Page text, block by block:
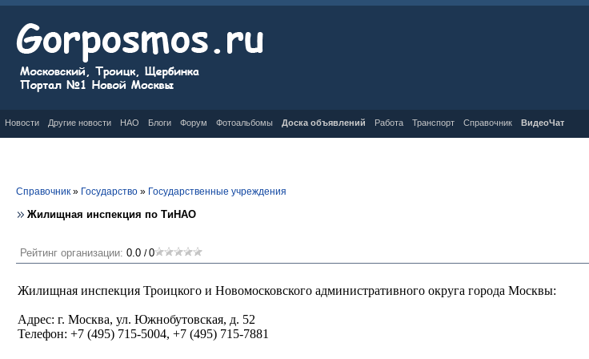
Новости Другие новости НАО Блоги Форум Фотоальбомы Доска объявлений Работа Транспорт Справочник ВидеоЧат
Справочник » Государство » Государственные учреждения
Жилищная инспекция по ТиНАО
Рейтинг организации: 0.0 /0
Жилищная инспекция Троицкого и Новомосковского административного округа города Москвы:
Адрес: г. Москва, ул. Южнобутовская, д. 52
Телефон: +7 (495) 715-5004, +7 (495) 715-7881